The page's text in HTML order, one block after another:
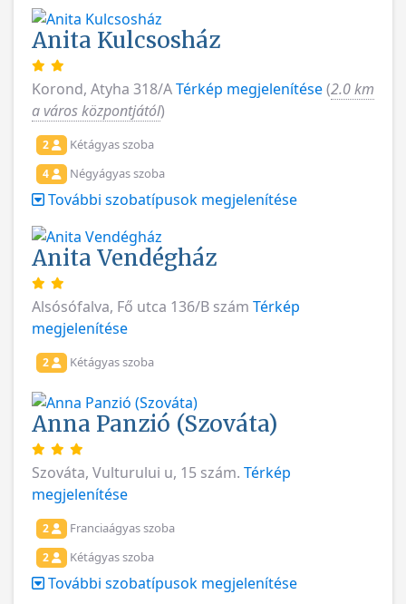
Anita Kulcsosház
Korond, Atyha 318/ATérkép megjelenítése(2.0 km
a város központjától)
2 Kétágyas szoba
4 Négyágyas szoba
További szobatípusok megjelenítése
Anita Vendégház
Alsósófalva, Fő utca 136/B szám Térkép
megjelenítése
2 Kétágyas szoba
Anna Panzió (Szováta)
Szováta, Vulturului u, 15 szám. Térkép
megjelenítése
2 Franciaágyas szoba
2 Kétágyas szoba
További szobatípusok megjelenítése